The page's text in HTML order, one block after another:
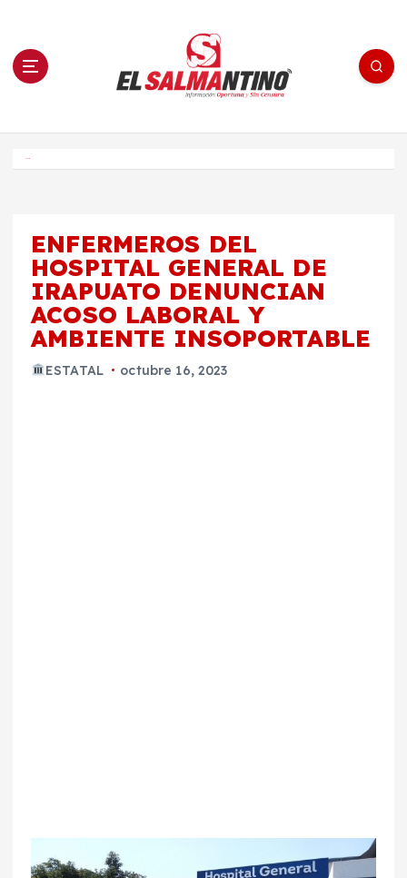
n El Salmantino - medios/noticias/editorial
ENFERMEROS DEL
HOSPITAL GENERAL DE
IRAPUATO DENUNCIAN
ACOSO LABORAL Y
AMBIENTE INSOPORTABLE
ESTATAL octubre 16, 2023